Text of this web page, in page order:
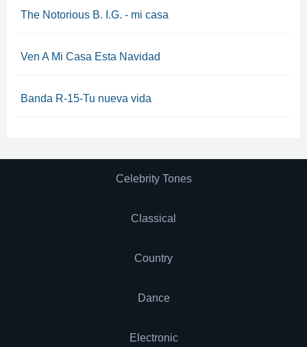
The Notorious B. I.G. - mi casa
Ven A Mi Casa Esta Navidad
Banda R-15-Tu nueva vida
Celebrity Tones
Classical
Country
Dance
Electronic